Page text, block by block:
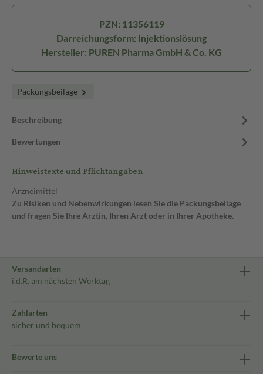
PZN: 11356119
Darreichungsform: Injektionslösung
Hersteller: PUREN Pharma GmbH & Co. KG
Packungsbeilage
Beschreibung
Bewertungen
Hinweistexte und Pflichtangaben
Arzneimittel
Zu Risiken und Nebenwirkungen lesen Sie die Packungsbeilage
und fragen Sie Ihre Ärztin, Ihren Arzt oder in Ihrer Apotheke.
Versandarten
i.d.R. am nächsten Werktag
Zahlarten
sicher und bequem
Bewerte uns